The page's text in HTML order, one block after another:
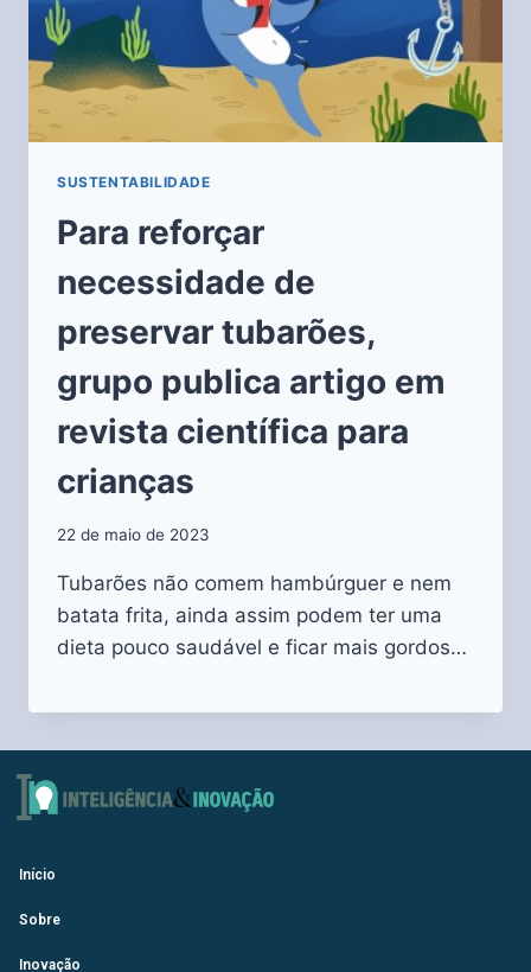
SUSTENTABILIDADE
Para reforçar
necessidade de
preservar tubarões,
grupo publica artigo em
revista científica para
crianças
22 de maio de 2023
Tubarões não comem hambúrguer e nem
batata frita, ainda assim podem ter uma
dieta pouco saudável e ficar mais gordos…
Início
Sobre
Inovação